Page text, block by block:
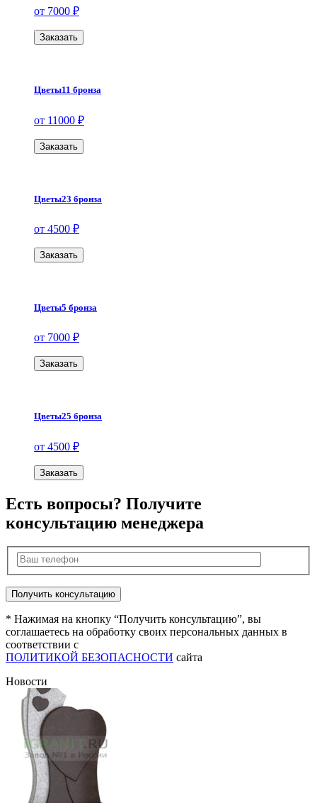
от 7000 ₽
Заказать
Цветы11 бронза
от 11000 ₽
Заказать
Цветы23 бронза
от 4500 ₽
Заказать
Цветы5 бронза
от 7000 ₽
Заказать
Цветы25 бронза
от 4500 ₽
Заказать
Есть вопросы? Получите
консультацию менеджера
* Нажимая на кнопку “Получить консультацию”, вы
соглашаетесь на обработку своих персональных данных в
соответствии с
ПОЛИТИКОЙ БЕЗОПАСНОСТИ сайта
Новости